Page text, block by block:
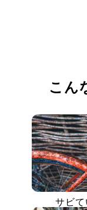
こん
サビて